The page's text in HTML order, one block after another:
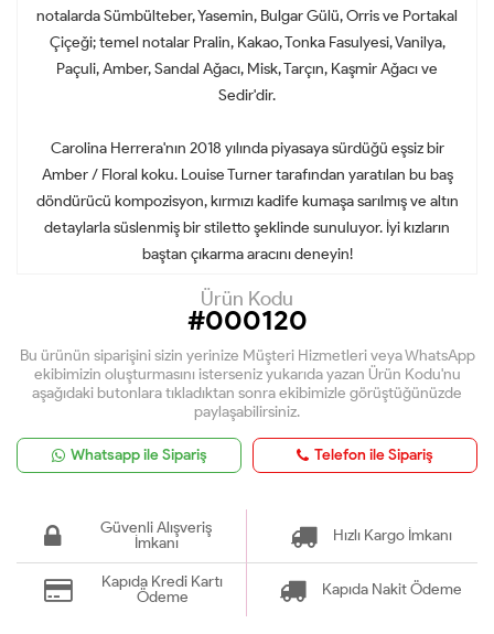
notalarda Sümbülteber, Yasemin, Bulgar Gülü, Orris ve Portakal
Çiçeği; temel notalar Pralin, Kakao, Tonka Fasulyesi, Vanilya,
Paçuli, Amber, Sandal Ağacı, Misk, Tarçın, Kaşmir Ağacı ve
Sedir'dir.
Carolina Herrera'nın 2018 yılında piyasaya sürdüğü eşsiz bir
Amber / Floral koku. Louise Turner tarafından yaratılan bu baş
döndürücü kompozisyon, kırmızı kadife kumaşa sarılmış ve altın
detaylarla süslenmiş bir stiletto şeklinde sunuluyor. İyi kızların
baştan çıkarma aracını deneyin!
Ürün Kodu
#000120
Bu ürünün siparişini sizin yerinize Müşteri Hizmetleri veya WhatsApp
ekibimizin oluşturmasını isterseniz yukarıda yazan Ürün Kodu'nu
aşağıdaki butonlara tıkladıktan sonra ekibimizle görüştüğünüzde
paylaşabilirsiniz.
Whatsapp ile Sipariş Telefon ile Sipariş
Güvenli Alışveriş
İmkanı
Hızlı Kargo İmkanı
Kapıda Kredi Kartı
Ödeme
Kapıda Nakit Ödeme